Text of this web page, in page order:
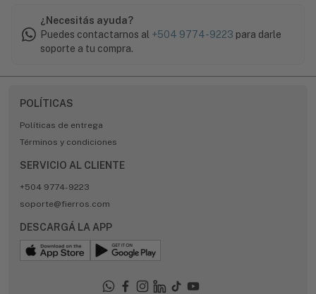
¿Necesitás ayuda?
Puedes contactarnos al +504 9774-9223 para darle
soporte a tu compra.
POLÍTICAS
Políticas de entrega
Términos y condiciones
SERVICIO AL CLIENTE
+504 9774-9223
soporte@fierros.com
DESCARGÁ LA APP